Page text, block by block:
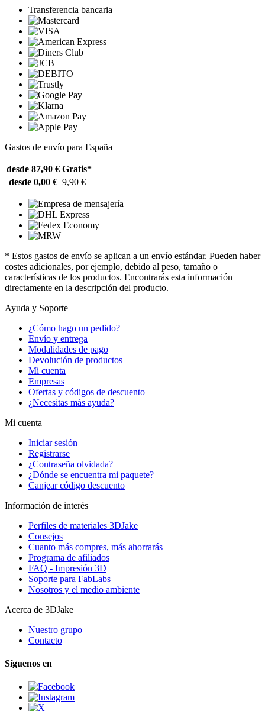
Transferencia bancaria
Gastos de envío para España
desde 87,90 € Gratis*
desde 0,00 € 9,90 €
* Estos gastos de envío se aplican a un envío estándar. Pueden haber
costes adicionales, por ejemplo, debido al peso, tamaño o
características de los productos. Encontrarás esta información
directamente en la descripción del producto.
Ayuda y Soporte
¿Cómo hago un pedido?
Envío y entrega
Modalidades de pago
Devolución de productos
Mi cuenta
Empresas
Ofertas y códigos de descuento
¿Necesitas más ayuda?
Mi cuenta
Iniciar sesión
Registrarse
¿Contraseña olvidada?
¿Dónde se encuentra mi paquete?
Canjear código descuento
Información de interés
Perfiles de materiales 3DJake
Consejos
Cuanto más compres, más ahorrarás
Programa de afiliados
FAQ - Impresión 3D
Soporte para FabLabs
Nosotros y el medio ambiente
Acerca de 3DJake
Nuestro grupo
Contacto
Síguenos en